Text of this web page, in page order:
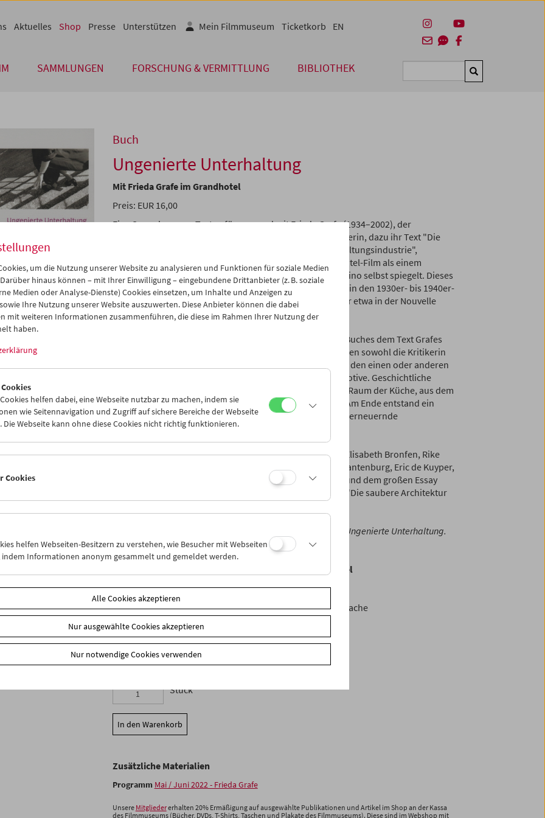
SAMMLUNGEN FORSCHUNG & VERMITTLUNG BIBLIOTHEK Suchen
Aktuelles Shop Presse Unterstützen Mein Filmmuseum Ticketkorb EN
zurück zu den
Buch
Ungenierte Unterhaltung
Mit Frieda Grafe im Grandhotel
Preis: EUR 16,00
Eine Sammlung von Texten für, von und mit Frieda Grafe (1934–2002), der
außerordentlichen Filmkritikerin, Essayistin und Übersetzerin, dazu ihr Text "Die
saubere Architektur in Gefahr. Grandhotels in der Unterhaltungsindustrie",
geschrieben 1990. Daraus geht der Eindruck vom Grandhotel-Film als einem
eigenen und einzigartigen Genre hervor, in dem sich das Kino selbst spiegelt. Dieses
"Genre" hatte seine Glanzzeit in Hollywood und in Europa in den 1930er- bis 1940er-
Jahren, aber auch Vorläufer im Stummfilm und Nachfolger etwa in der Nouvelle
Vague.
Die Perspektiven, die die Autorinnen und Autoren dieses Buches dem Text Grafes
entnehmen, reflektieren, variieren und weiterführen, rücken sowohl die Kritikerin
Frieda Grafe und ihr Schreiben selbst in den Blick als auch den einen oder anderen
Grandhotel-Film, oder sie drehen und wenden einzelne Motive. Geschichtliche
Räume – der Filme und des Schreibens über sie – und der Raum der Küche, aus dem
heraus eine Frau wie Grafe schrieb, werden gegenwärtig. Am Ende entstand ein
Mosaik im Vertrauen auf eine im Leben sich immer wieder erneuernde
Filmgeschichte.
Mit Beiträgen von Verena Lueken, Annett Busch, sissi tax, Elisabeth Bronfen, Rike
Felka, Ute Holl, Friederike Horstmann, Eva Meyer, Volker Pantenburg, Eric de Kuyper,
Heide Schlüpmann, Karola Gramann, Katja Wiederspahn und dem großen Essay
sowie dem filmhistorischen Hotelführer von Frieda Grafe "Die saubere Architektur
Buchpräsentation am 12. Mai 2022 zum Auftakt der Reihe "Ungenierte Unterhaltung.
Mit Frieda Grafe im Grandhotel"
Ungenierte Unterhaltung. Mit Frieda Grafe im Grandhotel
SYNEMA Publikationen
Wien 2022, Broschur, 88 Seiten, 10 Fotos, in deutscher Sprache
ISBN 978-3-901644-90-0
Inhaltsverzeichnis(PDF)
Produktsicherheit
Stück
In den Warenkorb
Zusätzliche Materialien
Programm Mai / Juni 2022 - Frieda Grafe
Unsere Mitgliedererhalten 20% Ermäßigung auf ausgewählte Publikationen und Artikel im Shop an der Kassa
des Filmmuseums (Bücher, DVDs, T-Shirts, Taschen und Plakate des Filmmuseums). Diese sind im Webshop mit
um die Nutzung unserer Website zu analysieren und Funktionen für soziale Medien
hinaus können – mit Ihrer Einwilligung – eingebundene Drittanbieter (z. B. soziale
Medien oder Analyse-Dienste) Cookies einsetzen, um Inhalte und Anzeigen zu
Ihre Nutzung unserer Website auszuwerten. Diese Anbieter können die dabei
mit weiteren Informationen zusammenführen, die diese im Rahmen Ihrer Nutzung der
haben.
helfen dabei, eine Webseite nutzbar zu machen, indem sie
wie Seitennavigation und Zugriff auf sichere Bereiche der Webseite
Die Webseite kann ohne diese Cookies nicht richtig funktionieren.
Cookies
helfen Webseiten-Besitzern zu verstehen, wie Besucher mit Webseiten
indem Informationen anonym gesammelt und gemeldet werden.
Alle Cookies akzeptieren
Nur ausgewählte Cookies akzeptieren
Nur notwendige Cookies verwenden